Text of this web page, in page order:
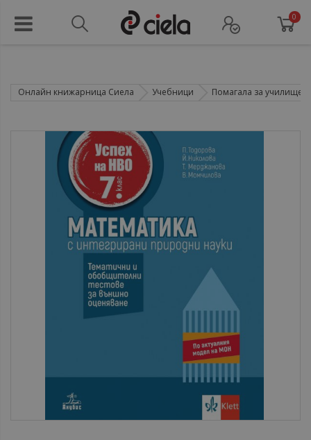
0
Онлайн книжарница Сиела Учебници Помагала за училище